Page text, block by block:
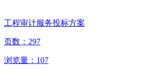
工程审计服务投标方案
页数： 297
浏览量： 107